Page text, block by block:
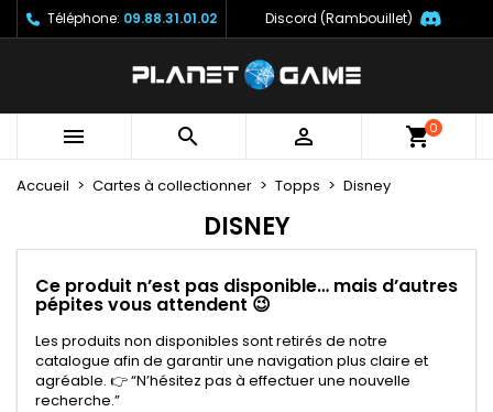
Téléphone: 09.88.31.01.02 Discord (Rambouillet)
   0
Accueil Cartes à collectionner Topps Disney
DISNEY
Ce produit n’est pas disponible… mais d’autres
pépites vous attendent 😉
Les produits non disponibles sont retirés de notre
catalogue afin de garantir une navigation plus claire et
agréable. 👉 “N’hésitez pas à effectuer une nouvelle
recherche.”
Mes listes ×
Créer une nouvelle liste
((modalTitle)) ×
Créer une liste d'envies ×
Nom de la liste d'envies
Annuler Créer une liste d'envies
Connexion ×
à votre liste d'envies.
Annuler Connexion